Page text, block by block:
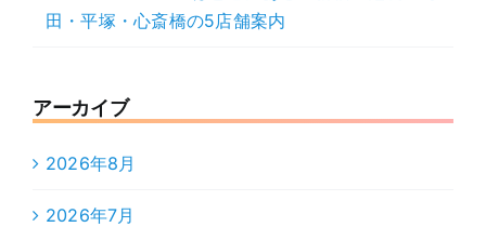
田・平塚・心斎橋の5店舗案内
アーカイブ
2026年8月
2026年7月